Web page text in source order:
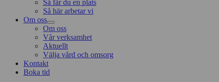
Så får du en plats
Så här arbetar vi
Om oss
Om oss
Vår verksamhet
Aktuellt
Välja vård och omsorg
Kontakt
Boka tid